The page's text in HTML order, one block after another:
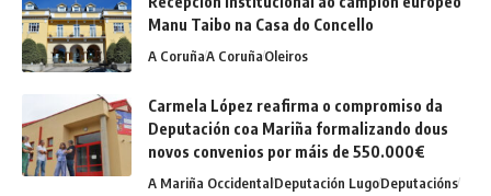
Manu Taibo na Casa do Concello
A CoruñaA CoruñaOleiros
Carmela López reafirma o compromiso da
Deputación coa Mariña formalizando dous
novos convenios por máis de 550.000€
A Mariña OccidentalDeputación LugoDeputacións